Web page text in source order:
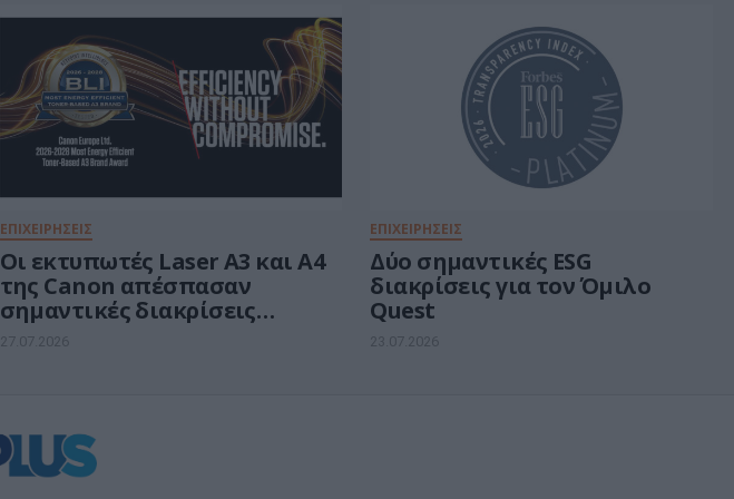
ΕΠΙΧΕΙΡΗΣΕΙΣ
Οι εκτυπωτές Laser A3 και A4
της Canon απέσπασαν
σημαντικές διακρίσεις
ενεργειακής απόδοσης από
27.07.2026
ΕΠΙΧΕΙΡΗΣΕΙΣ
Δύο σημαντικές ESG
διακρίσεις για τον Όμιλο
Quest
23.07.2026